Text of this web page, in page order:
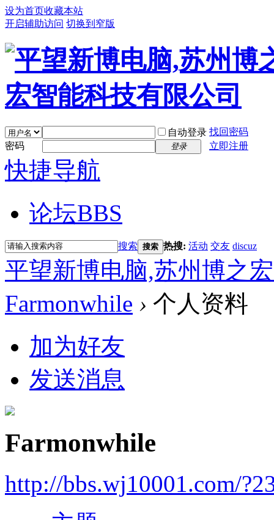
设为首页收藏本站
开启辅助访问 切换到窄版
自动登录 找回密码
密码
登录 立即注册
快捷导航
论坛BBS
搜索 搜索 热搜: 活动 交友 discuz
平望新博电脑,苏州博之
Farmonwhile › 个人资料
加为好友
发送消息
Farmonwhile
http://bbs.wj10001.com/